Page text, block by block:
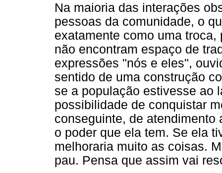
Na maioria das interações
pessoas da comunidade, o
exatamente como uma
não encontram espaço de
expressões "nós e eles",
sentido de uma construção
se a população estivesse ao
possibilidade de conquistar
conseguinte, de atendimento
o poder que ela tem. Se ela
melhoraria muito as coisas.
pau. Pensa que assim vai